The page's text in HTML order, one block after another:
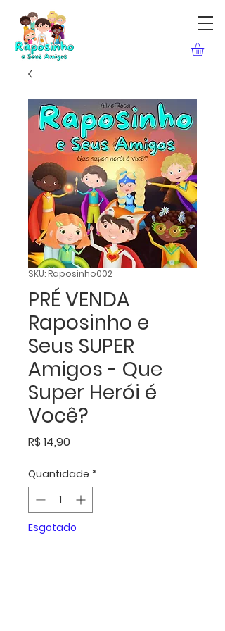
SKU: Raposinho002
PRÉ VENDA
Raposinho e
Seus SUPER
Amigos - Que
Super Herói é
Você?
R$ 14,90Preço
Quantidade *
Esgotado